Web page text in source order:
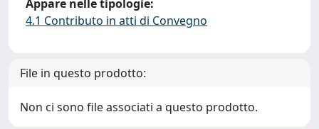
Appare nelle tipologie:
4.1 Contributo in atti di Convegno
File in questo prodotto:
Non ci sono file associati a questo prodotto.